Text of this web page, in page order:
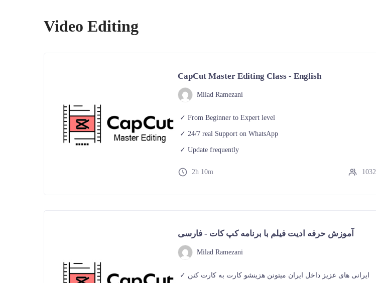
Video Editing
CapCut Master Editing Class - English
Milad Ramezani
From Beginner to Expert level
24/7 real Support on WhatsApp
Update frequently
2h 10m 1032
آموزش حرفه ادیت فیلم با برنامه کپ کات - فارسی
Milad Ramezani
ایرانی های عزیز داخل ایران میتونن هزینشو کارت به کارت کنن